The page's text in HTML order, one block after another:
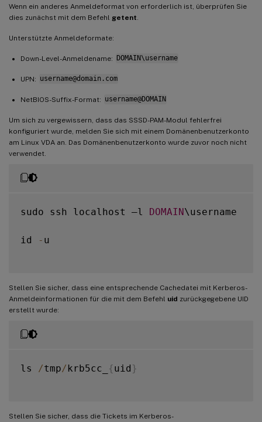
Wenn ein anderes Anmeldeformat von erforderlich ist, überprüfen Sie
dies zunächst mit dem Befehl getent
Unterstützte Anmeldeformate:
Down-Level-Anmeldename: DOMAIN\username
UPN: username@domain.com
NetBIOS-Suffix-Format: username@DOMAIN
Um sich zu vergewissern, dass das SSSD-PAM-Modul fehlerfrei
konfiguriert wurde, melden Sie sich mit einem Domänenbenutzerkonto
am Linux VDA an. Das Domänenbenutzerkonto wurde zuvor noch nicht
verwendet.
sudo ssh localhost –l DOMAIN\username
id - u
Stellen Sie sicher, dass eine entsprechende Cachedatei mit Kerberos-
Anmeldeinformationen für die mit dem Befehl uid zurückgegebene UID
erstellt wurde:
ls /tmp/ krb5cc_ {uid }
Stellen Sie sicher, dass die Tickets im Kerberos-